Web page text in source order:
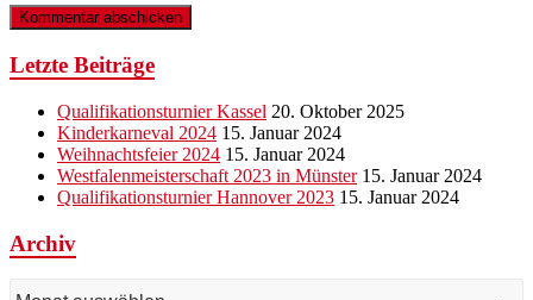
Letzte Beiträge
Qualifikationsturnier Kassel 20. Oktober 2025
Kinderkarneval 2024 15. Januar 2024
Weihnachtsfeier 2024 15. Januar 2024
Westfalenmeisterschaft 2023 in Münster 15. Januar 2024
Qualifikationsturnier Hannover 2023 15. Januar 2024
Archiv